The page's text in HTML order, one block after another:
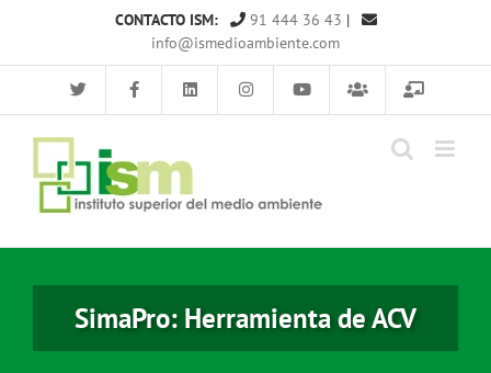
CONTACTO ISM: 91 444 36 43 |
info@ismedioambiente.com
SimaPro: Herramienta de ACV